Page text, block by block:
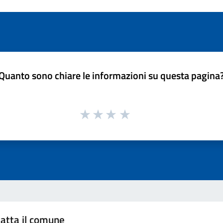
sono chiare le informazioni su questa
il comune